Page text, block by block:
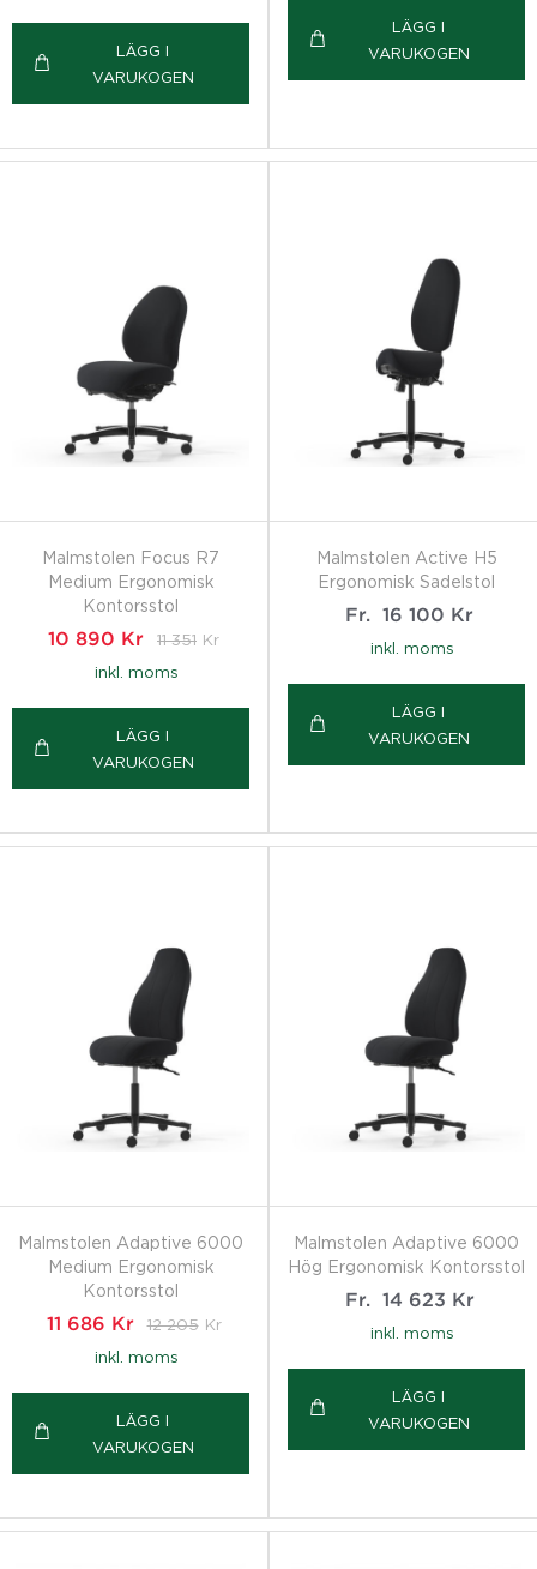
LÄGG I
VARUKOGEN
LÄGG I
VARUKOGEN
Malmstolen Focus R7
Medium Ergonomisk
Kontorsstol
10 890 Kr 11 351 Kr
inkl. moms
LÄGG I
VARUKOGEN
Malmstolen Active H5
Ergonomisk Sadelstol
Fr.
16 100 Kr
inkl. moms
LÄGG I
VARUKOGEN
Malmstolen Adaptive 6000
Medium Ergonomisk
Kontorsstol
11 686 Kr 12 205 Kr
inkl. moms
LÄGG I
VARUKOGEN
Malmstolen Adaptive 6000
Hög Ergonomisk Kontorsstol
Fr.
14 623 Kr
inkl. moms
LÄGG I
VARUKOGEN